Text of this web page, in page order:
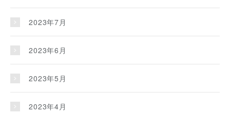
2023年7月
2023年6月
2023年5月
2023年4月